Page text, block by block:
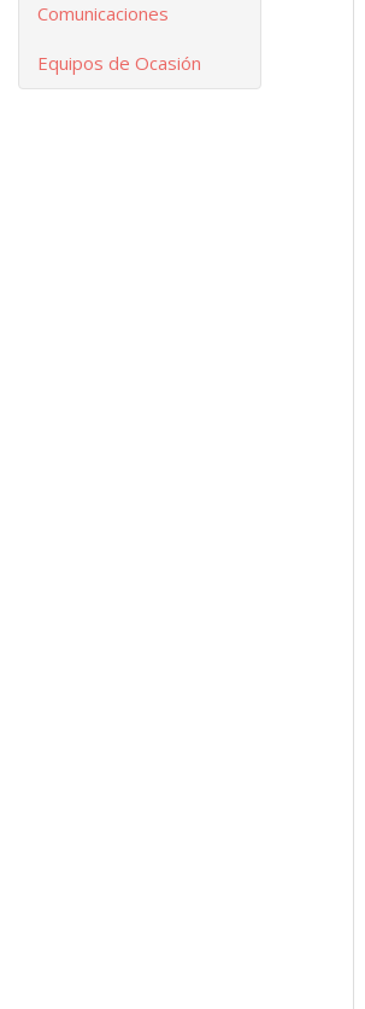
Comunicaciones
Equipos de Ocasión